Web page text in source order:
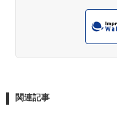
関連記事